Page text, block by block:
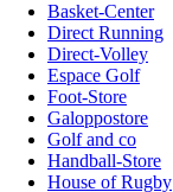
Basket-Center
Direct Running
Direct-Volley
Espace Golf
Foot-Store
Galoppostore
Golf and co
Handball-Store
House of Rugby